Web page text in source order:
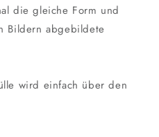
die gleiche Form und
Bildern abgebildete
wird einfach über den